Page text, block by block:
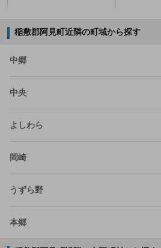
稲敷郡阿見町近隣の町域から探す
中郷
中央
よしわら
岡崎
うずら野
本郷